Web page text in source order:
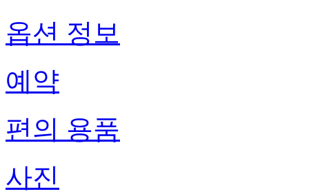
옵션 정보
예약
편의 용품
사진